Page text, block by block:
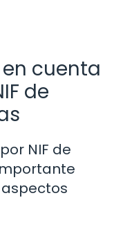
cuenta
de
NIF de